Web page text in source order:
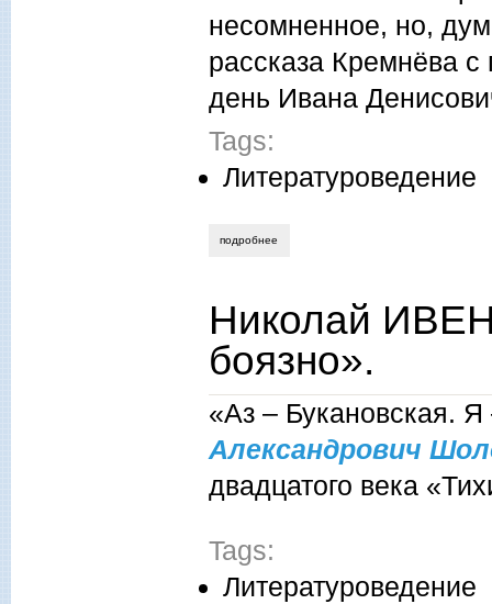
несомненное, но,
рассказа Кремнёва
день Ивана
Tags:
Литературоведение
подробнее
Николай
боязно».
«Аз – Букановская.
Александрович
двадцатого века
Tags:
Литературоведение